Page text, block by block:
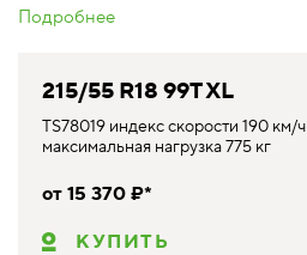
Подробнее
215/55 R18 99T XL
TS78019 индекс скорости 190 км/ч
максимальная нагрузка 775 кг
от 15 370 ₽*
КУПИТЬ